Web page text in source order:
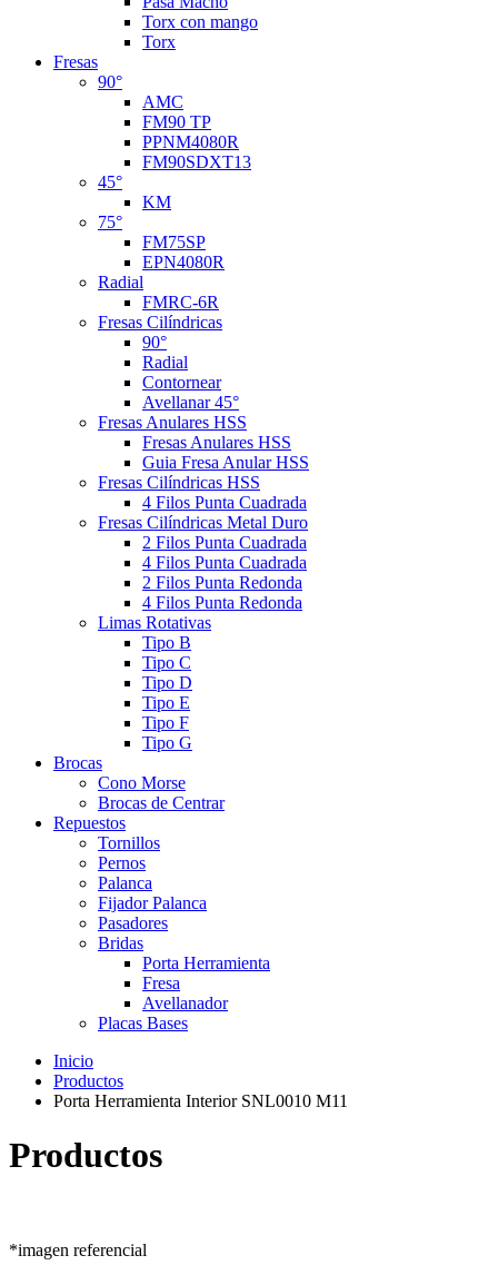
Torx con mango
Torx
Fresas
90°
AMC
FM90 TP
PPNM4080R
FM90SDXT13
45°
KM
75°
FM75SP
EPN4080R
Radial
FMRC-6R
Fresas Cilíndricas
90°
Radial
Contornear
Avellanar 45°
Fresas Anulares HSS
Fresas Anulares HSS
Guia Fresa Anular HSS
Fresas Cilíndricas HSS
4 Filos Punta Cuadrada
Fresas Cilíndricas Metal Duro
2 Filos Punta Cuadrada
4 Filos Punta Cuadrada
2 Filos Punta Redonda
4 Filos Punta Redonda
Limas Rotativas
Tipo B
Tipo C
Tipo D
Tipo E
Tipo F
Tipo G
Brocas
Cono Morse
Brocas de Centrar
Repuestos
Tornillos
Pernos
Palanca
Fijador Palanca
Pasadores
Bridas
Porta Herramienta
Fresa
Avellanador
Placas Bases
Inicio
Productos
Porta Herramienta Interior SNL0010 M11
Productos
*imagen referencial